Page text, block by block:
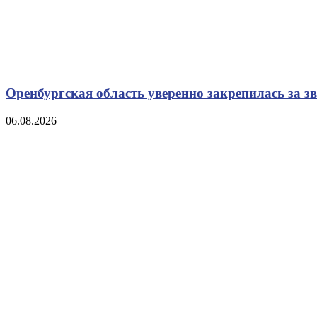
Оренбургская область уверенно закрепилась за
06.08.2026